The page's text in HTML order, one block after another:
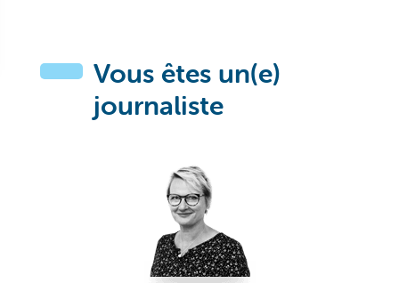
Vous êtes un(e)
journaliste